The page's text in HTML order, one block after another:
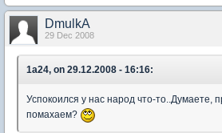
DmulkA
29 Dec 2008
1a24, on 29.12.2008 - 16:16:
Успокоился у нас народ что-то..Думаете,
помахаем?